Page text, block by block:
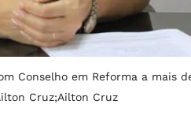
Conselho em Reforma a mais
Cruz;Ailton Cruz